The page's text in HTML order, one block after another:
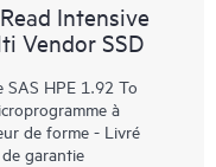
Intensive
Vendor SSD
SAS HPE 1.92 To
à
de forme - Livré
garantie